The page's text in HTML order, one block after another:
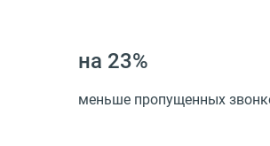
на 23%
меньше пропущенных